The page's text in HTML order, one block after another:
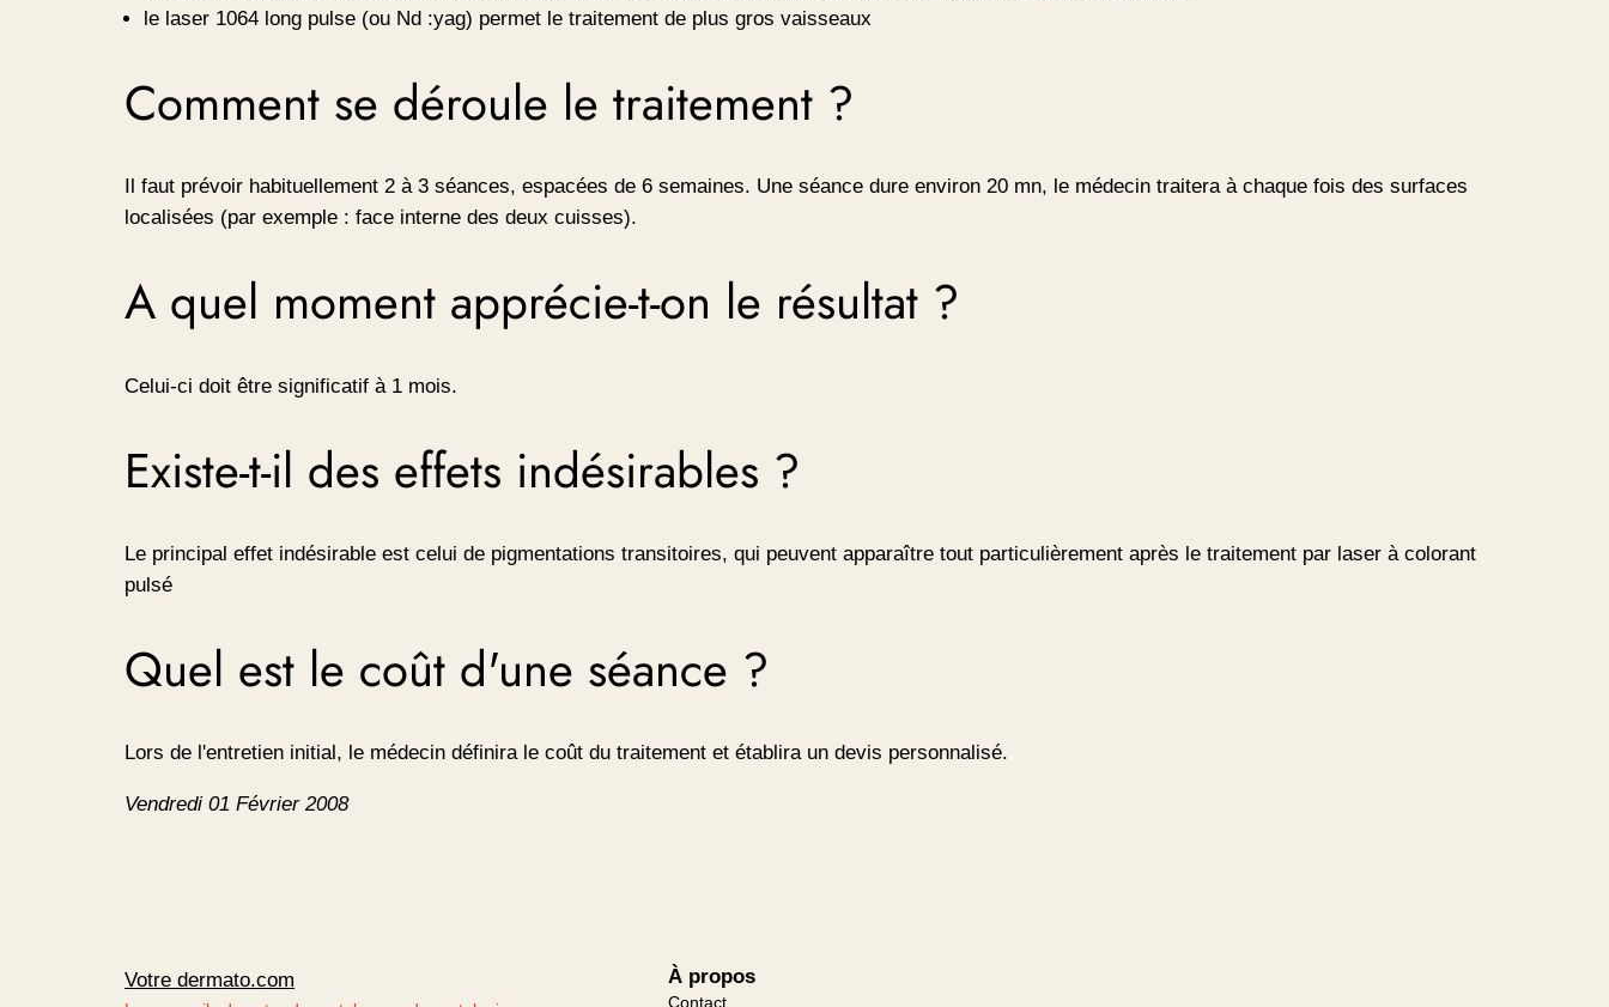
le laser 1064 long pulse (ou Nd :yag) permet le traitement de plus gros vaisseaux
Comment se déroule le traitement ?
Il faut prévoir habituellement 2 à 3 séances, espacées de 6 semaines. Une séance dure environ 20 mn, le médecin traitera à chaque fois des surfaces
localisées (par exemple : face interne des deux cuisses).
A quel moment apprécie-t-on le résultat ?
Celui-ci doit être significatif à 1 mois.
Existe-t-il des effets indésirables ?
Le principal effet indésirable est celui de pigmentations transitoires, qui peuvent apparaître tout particulièrement après le traitement par laser à colorant
pulsé
Quel est le coût d'une séance ?
Lors de l'entretien initial, le médecin définira le coût du traitement et établira un devis personnalisé.
Vendredi 01 Février 2008
Votre dermato.com À propos
Contact